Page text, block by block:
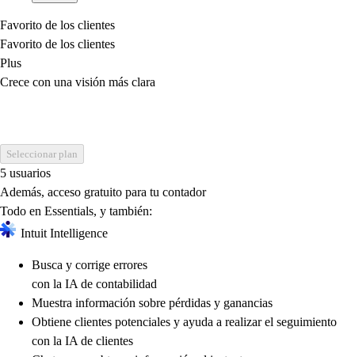
Favorito de los clientes
Favorito de los clientes
Plus
Crece con una visión más clara
Seleccionar plan
5 usuarios
Además, acceso gratuito para tu contador
Todo en Essentials, y también:
Intuit Intelligence
Busca y corrige errores
con la IA de contabilidad
Muestra información sobre pérdidas y ganancias
Obtiene clientes potenciales y ayuda a realizar el seguimiento
con la IA de clientes